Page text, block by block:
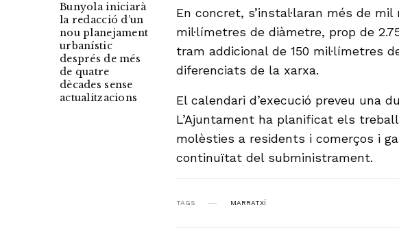
Bunyola iniciarà
la redacció d’un
nou planejament
urbanístic
després de més
de quatre
dècades sense
actualitzacions
En concret, s’instal·laran més de
mil·límetres de diàmetre, prop de
tram addicional de 150 mil·límetres
diferenciats de la xarxa.
El calendari d’execució preveu una
L’Ajuntament ha planificat els
molèsties a residents i comerços i
continuïtat del subministrament.
TAGS MARRATXÍ